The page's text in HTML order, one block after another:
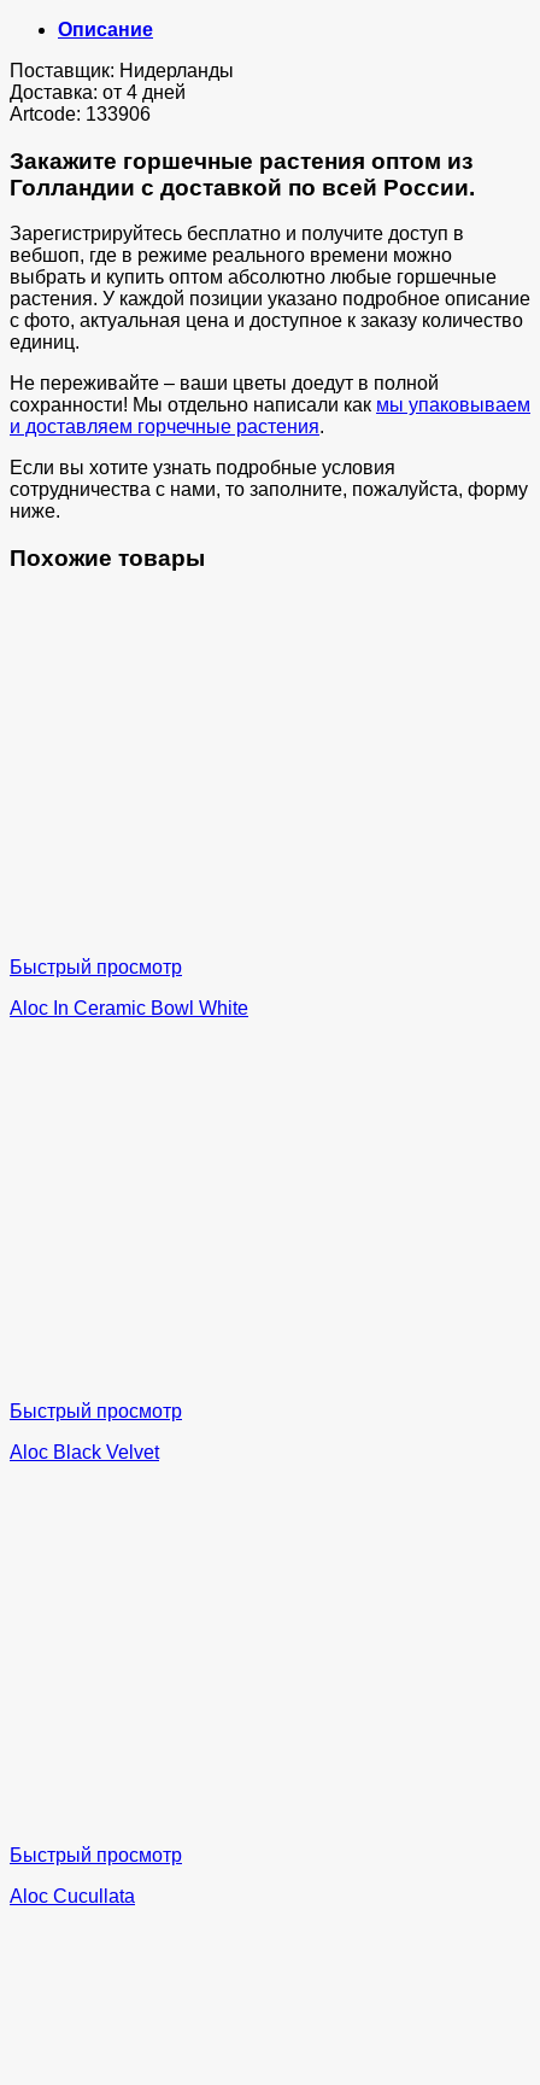
Описание
Поставщик: Нидерланды
Доставка: от 4 дней
Artcode: 133906
Закажите горшечные растения оптом из
Голландии с доставкой по всей России.
Зарегистрируйтесь бесплатно и получите доступ в
вебшоп, где в режиме реального времени можно
выбрать и купить оптом абсолютно любые горшечные
растения. У каждой позиции указано подробное описание
с фото, актуальная цена и доступное к заказу количество
единиц.
Не переживайте – ваши цветы доедут в полной
сохранности! Мы отдельно написали как мы упаковываем
и доставляем горчечные растения.
Если вы хотите узнать подробные условия
сотрудничества с нами, то заполните, пожалуйста, форму
ниже.
Похожие товары
Быстрый просмотр
Aloc In Ceramic Bowl White
Быстрый просмотр
Aloc Black Velvet
Быстрый просмотр
Aloc Cucullata